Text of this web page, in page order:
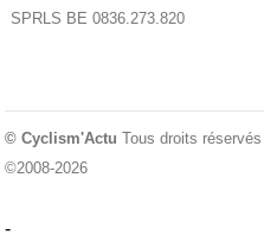
SPRLS BE 0836.273.820
© Cyclism'Actu Tous droits réservés
©2008-2026
-